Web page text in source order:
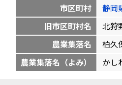
市区町村
静岡
旧市区町村名
北狩
農業集落名
柏久
農業集落名（よみ）
かし